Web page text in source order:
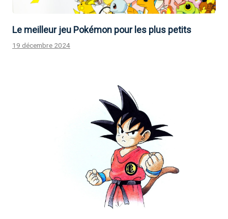
Le meilleur jeu Pokémon pour les plus petits
19 décembre 2024